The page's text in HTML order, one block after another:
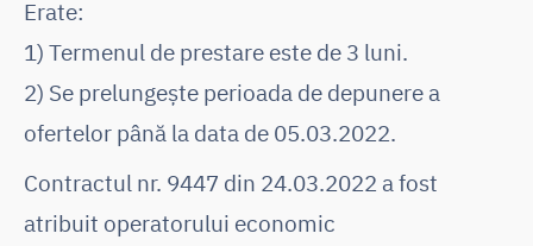
Erate:
1) Termenul de prestare este de 3 luni.
2) Se prelungește perioada de depunere a
ofertelor până la data de 05.03.2022.
Contractul nr. 9447 din 24.03.2022 a fost
atribuit operatorului economic